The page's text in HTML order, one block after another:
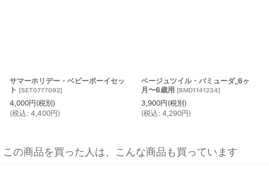
サマーホリデー・ベビーボーイセッ
ト [SET0777092]
4,000円(税別)
(税込 : 4,400円)
ベージュツイル・バミューダ_6ヶ
月〜6歳用 [BMD1141234]
3,900円(税別)
(税込 : 4,290円)
この商品を買った人は、こんな商品も買っています